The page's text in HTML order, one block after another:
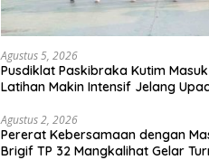
Agustus 5, 2026
Pusdiklat Paskibraka Kutim
Latihan Makin Intensif Jelang
Agustus 2, 2026
Pererat Kebersamaan dengan
Brigif TP 32 Mangkalihat Gelar